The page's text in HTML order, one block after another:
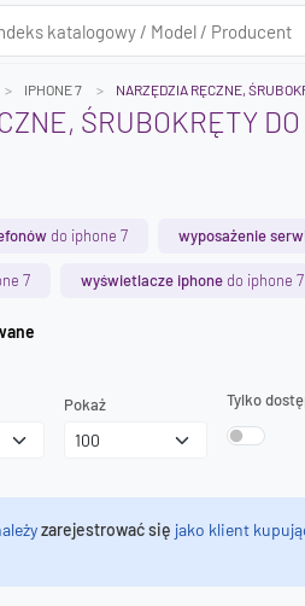
IPHONE 7 NARZĘDZIA RĘCZNE,
ŚRUBOKRĘTY
do iphone 7 wyposażenie
7 wyświetlacze iphone do iphone 7
Pokaż Tylko
zarejestrować się jako klient